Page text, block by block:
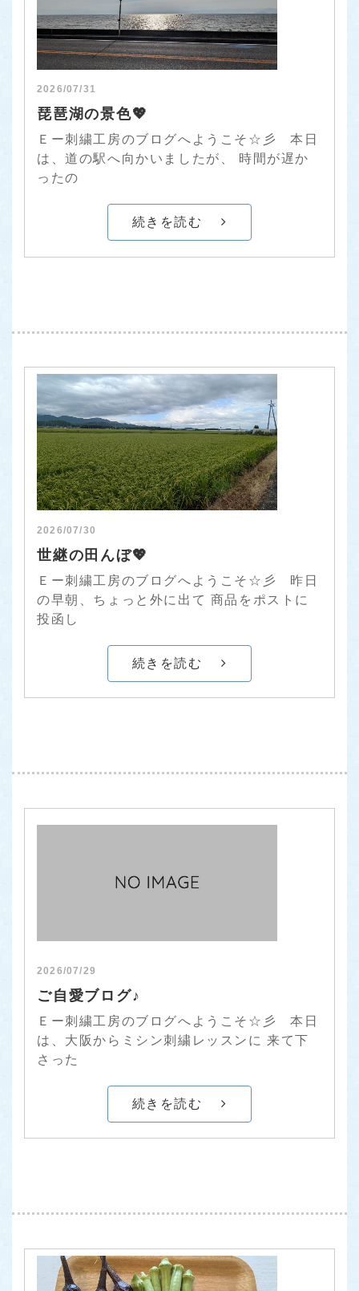
2026/07/31
琵琶湖の景色💖
Ｅー刺繍工房のブログへようこそ☆彡 本日
は、道の駅へ向かいましたが、 時間が遅か
ったの
続きを読む
2026/07/30
世継の田んぼ💖
Ｅー刺繍工房のブログへようこそ☆彡 昨日
の早朝、ちょっと外に出て 商品をポストに
投函し
続きを読む
2026/07/29
ご自愛ブログ♪
Ｅー刺繍工房のブログへようこそ☆彡 本日
は、大阪からミシン刺繍レッスンに 来て下
さった
続きを読む